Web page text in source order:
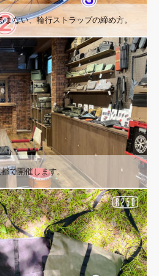
ない、輪行ストラップの締め方。
で開催します。